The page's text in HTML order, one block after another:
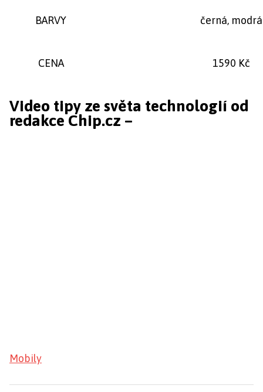
BARVY černá, modrá
CENA 1590 Kč
Video tipy ze světa technologií od
redakce Chip.cz –
Mobily